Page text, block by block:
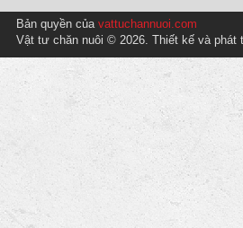
Bản quyền của vattuchannuoi.com
Vật tư chăn nuôi © 2026. Thiết kế và phát